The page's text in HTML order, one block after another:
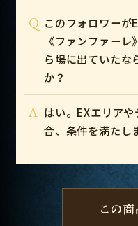
Q このフォロワーが
《ファンファー
ら場に出ていたな
か？
A はい。EXエリア
合、条件を満たし
この